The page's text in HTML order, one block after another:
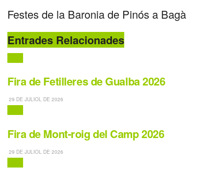
Festes de la Baronia de Pinós a Bagà
Entrades Relacionades
Fira de Fetilleres de Gualba 2026
29 DE JULIOL DE 2026
Fira de Mont-roig del Camp 2026
29 DE JULIOL DE 2026